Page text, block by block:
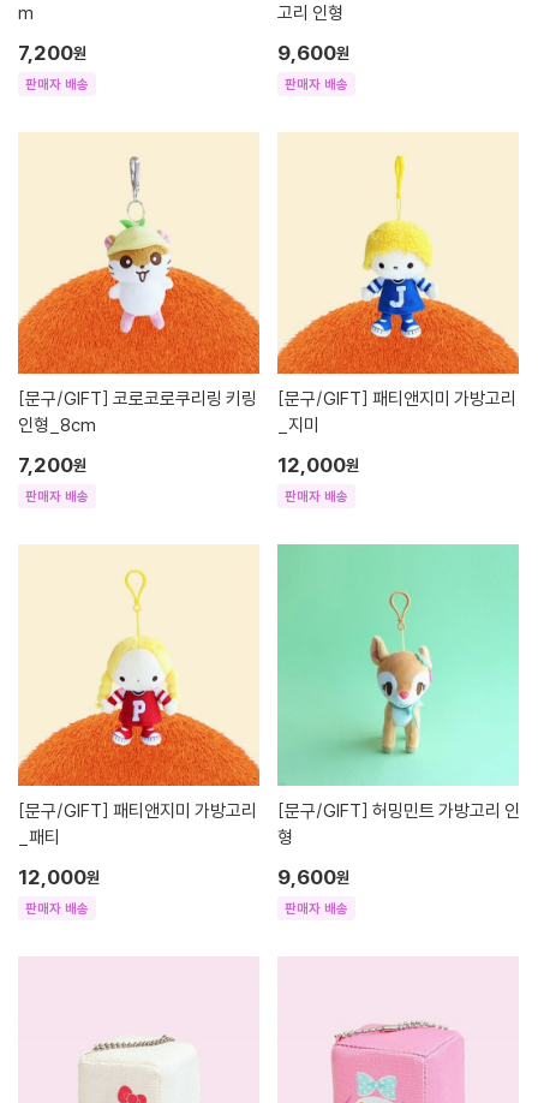
m
7,200원
판매자 배송
고리 인형
9,600원
판매자 배송
[문구/GIFT]
인형_8cm
7,200원
판매자 배송
[문구/GIFT]
_지미
12,000원
판매자 배송
[문구/GIFT]
_패티
12,000원
판매자 배송
[문구/GIFT]
형
9,600원
판매자 배송